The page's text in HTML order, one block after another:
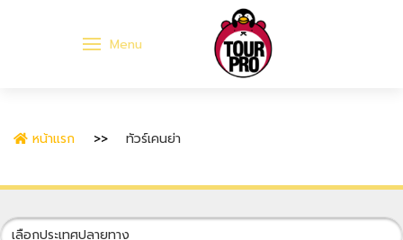
Menu
หน้าแรก ทัวร์เคนย่า